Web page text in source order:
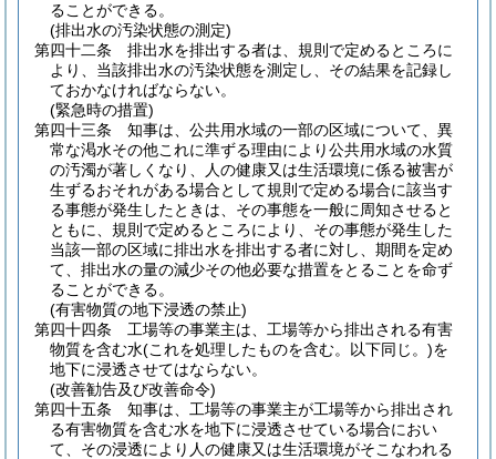
ることができる。
(排出水の汚染状態の測定)
第四十二条
排出水を排出する者は、規則で定めるところに
より、当該排出水の汚染状態を測定し、その結果を記録し
ておかなければならない。
(緊急時の措置)
第四十三条
知事は、公共用水域の一部の区域について、異
常な渇水その他これに準ずる理由により公共用水域の水質
の汚濁が著しくなり、人の健康又は生活環境に係る被害が
生ずるおそれがある場合として規則で定める場合に該当す
る事態が発生したときは、その事態を一般に周知させると
ともに、規則で定めるところにより、その事態が発生した
当該一部の区域に排出水を排出する者に対し、期間を定め
て、排出水の量の減少その他必要な措置をとることを命ず
ることができる。
(有害物質の地下浸透の禁止)
第四十四条
工場等の事業主は、工場等から排出される有害
物質を含む水(これを処理したものを含む。以下同じ。)を
地下に浸透させてはならない。
(改善勧告及び改善命令)
第四十五条
知事は、工場等の事業主が工場等から排出され
る有害物質を含む水を地下に浸透させている場合におい
て、その浸透により人の健康又は生活環境がそこなわれる